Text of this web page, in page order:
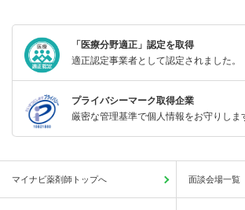
「医療分野適正」認定を取得
適正認定事業者として認定されました。
プライバシーマーク取得企業
厳密な管理基準で個人情報をお守りしま
マイナビ薬剤師トップへ 面談会場一覧